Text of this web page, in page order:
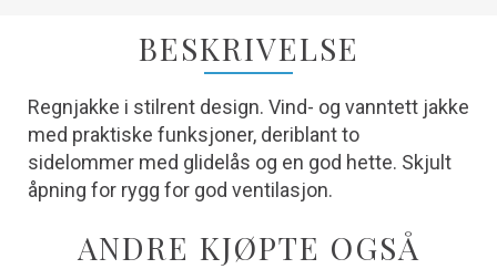
BESKRIVELSE
Regnjakke i stilrent design. Vind- og vanntett jakke
med praktiske funksjoner, deriblant to
sidelommer med glidelås og en god hette. Skjult
åpning for rygg for god ventilasjon.
ANDRE KJØPTE OGSÅ